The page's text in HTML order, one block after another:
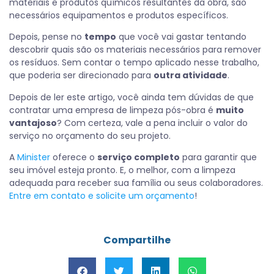
necessários equipamentos e produtos específicos.
Depois, pense no tempo que você vai gastar tentando
descobrir quais são os materiais necessários para remover
os resíduos. Sem contar o tempo aplicado nesse trabalho,
que poderia ser direcionado para outra atividade.
Depois de ler este artigo, você ainda tem dúvidas de que
contratar uma empresa de limpeza pós-obra é muito
vantajoso? Com certeza, vale a pena incluir o valor do
serviço no orçamento do seu projeto.
A Minister oferece o serviço completo para garantir que
seu imóvel esteja pronto. E, o melhor, com a limpeza
adequada para receber sua família ou seus colaboradores.
Entre em contato e solicite um orçamento!
Compartilhe